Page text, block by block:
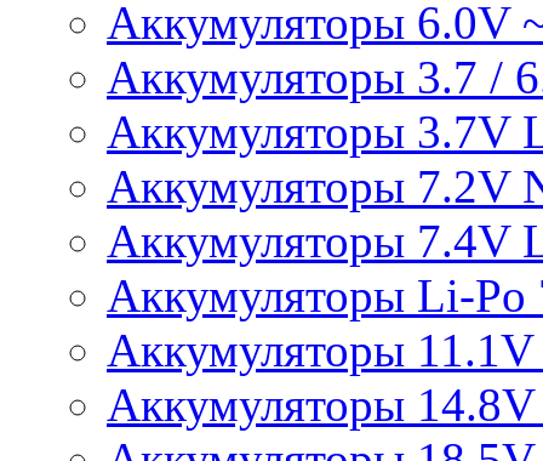
Аккумуляторы 6.0V
Аккумуляторы 3.7 /
Аккумуляторы 3.7V
Аккумуляторы 7.2V
Аккумуляторы 7.4V
Аккумуляторы Li-Po
Аккумуляторы
Аккумуляторы